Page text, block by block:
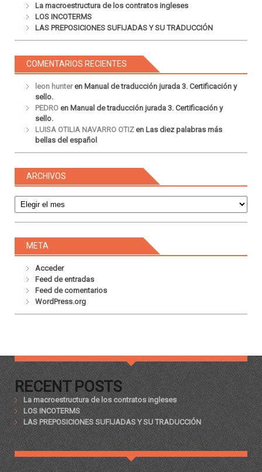
La macroestructura de los contratos ingleses
LOS INCOTERMS
LAS PREPOSICIONES SUFIJADAS Y SU TRADUCCIÓN
COMENTARIOS RECIENTES
leon hunteren Manual de traducción jurada 3. Certificación y
sello.
PEDRO en Manual de traducción jurada 3. Certificación y
sello.
LUISA OTILIA NAVARRO OTIZ en Las diez palabras más
bellas del español
ARCHIVOS
META
Acceder
Feed de entradas
Feed de comentarios
WordPress.org
RECENT POSTS
La macroestructura de los contratos ingleses
LOS INCOTERMS
LAS PREPOSICIONES SUFIJADAS Y SU TRADUCCIÓN